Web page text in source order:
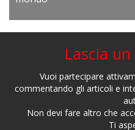
Lascia
Vuoi partecipare
commentando gli articoli e
Non devi fare altro che
Ti